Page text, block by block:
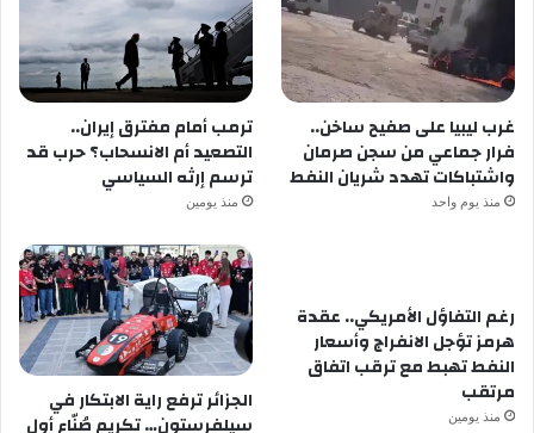
غرب ليبيا على صفيح ساخن..
فرار جماعي من سجن صرمان
واشتباكات تهدد شريان النفط
منذ يوم واحد
ترمب أمام مفترق إيران..
التصعيد أم الانسحاب؟ حرب قد
ترسم إرثه السياسي
منذ يومين
رغم التفاؤل الأمريكي.. عقدة
هرمز تؤجل الانفراج وأسعار
النفط تهبط مع ترقب اتفاق
مرتقب
منذ يومين
الجزائر ترفع راية الابتكار في
سيلفرستون… تكريم صُنّاع أول